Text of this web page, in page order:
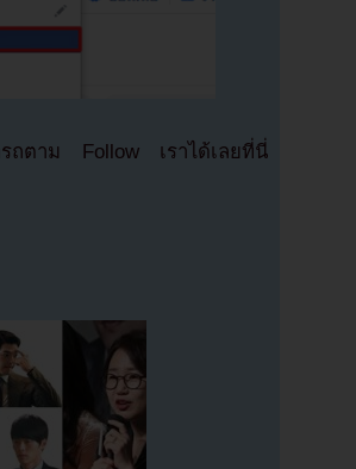
รถตาม Follow เราได้เลยที่นี่